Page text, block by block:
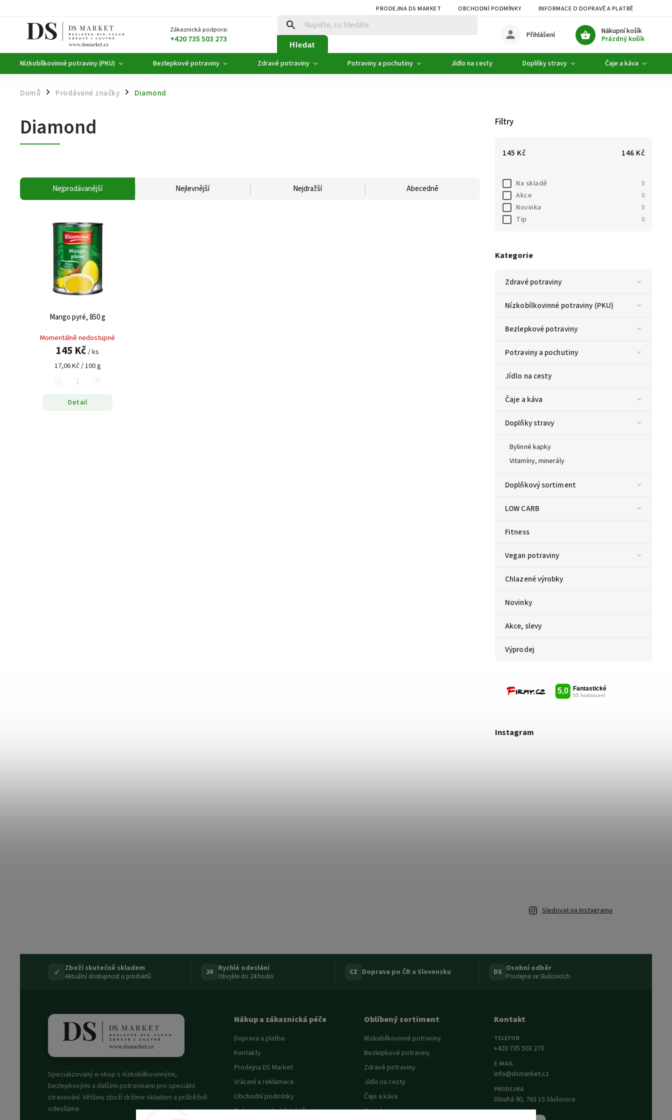
PRODEJNA DS MARKET OBCHODNÍ PODMÍNKY INFORMACE O DOPRAVĚ A PLATBĚ
Zákaznická podpora:
+420 735 503 273 Hledat
Nákupní košík
Prázdný košík
Přihlášení
Nízkobílkovinné potraviny (PKU) Bezlepkové potraviny Zdravé potraviny Potraviny a pochutiny Jídlo na cesty Doplňky stravy Čaje a káva
Domů / Prodávané značky / Diamond
Filtry
145 Kč 146 Kč
Na skladě 0
Akce 0
Novinka 0
Tip 0
Kategorie
Zdravé potraviny
Nízkobílkovinné potraviny (PKU)
Bezlepkové potraviny
Potraviny a pochutiny
Jídlo na cesty
Čaje a káva
Doplňky stravy
Bylinné kapky
Vitamíny, minerály
Doplňkový sortiment
LOW CARB
Fitness
Vegan potraviny
Chlazené výrobky
Novinky
Akce, slevy
Výprodej
Instagram
Sledovat na Instagramu
Diamond
Nejprodávanější Nejlevnější Nejdražší Abecedně
Mango pyré, 850 g
Momentálně nedostupné
145 Kč / ks
17,06 Kč / 100 g
Detail
✓ Zboží skutečně skladem
Aktuální dostupnost u produktů 24 Rychlé odeslání
Obvykle do 24 hodin CZ Doprava po ČR a Slovensku DS Osobní odběr
Prodejna ve Slušovicích
Specializovaný e-shop s nízkobílkovinnými,
bezlepkovými a dalšími potravinami pro speciální
stravování. Většinu zboží držíme skladem a průběžně
odesíláme.
Nákup a zákaznická péče
Doprava a platba
Kontakty
Prodejna DS Market
Vrácení a reklamace
Obchodní podmínky
Ochrana osobních údajů
Oblíbený sortiment
Nízkobílkovinné potraviny
Bezlepkové potraviny
Zdravé potraviny
Jídlo na cesty
Čaje a káva
Novinky
Kontakt
TELEFON
+420 735 503 273
E-MAIL
info@dsmarket.cz
PRODEJNA
Dlouhá 90, 763 15 Slušovice